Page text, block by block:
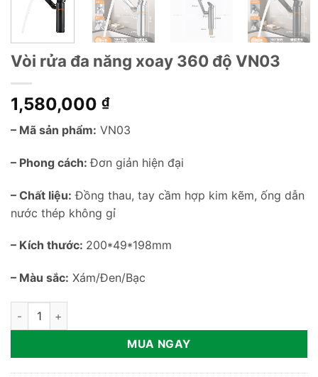
Vòi rửa đa năng xoay 360 độ VN03
1,580,000 ₫
– Mã sản phẩm: VN03
– Phong cách:Đơn giản hiện đại
– Chất liệu: Đồng thau, tay cầm hợp kim kẽm, ống dẫn
nước thép không gỉ
– Kích thước: 200*49*198mm
– Màu sắc: Xám/Đen/Bạc
Vòi rửa đa năng xoay 360 độ VN03 số lượng
MUA NGAY